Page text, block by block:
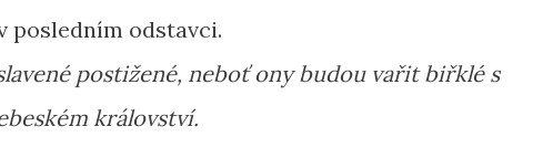
posledním odstavci.
postižené, neboť ony budou vařit biřklé s
království.